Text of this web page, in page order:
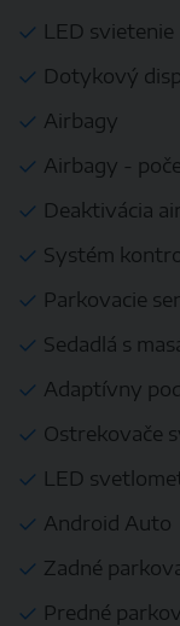
LED svietenie
Dotykový
Airbagy
Airbagy -
Deaktivácia
Systém
Parkovacie
Sedadlá s
Adaptívny
Ostrekovače
LED
Android Auto
Zadné
Predné